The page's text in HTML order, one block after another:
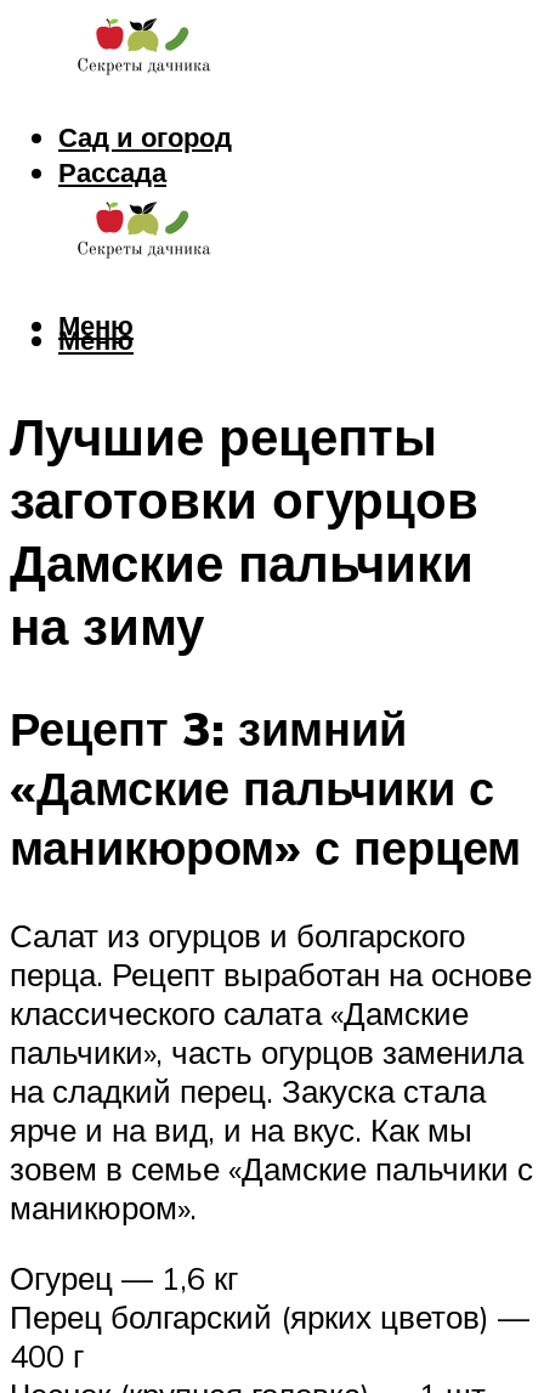
Сад и огород
Рассада
Цветы
Заготовки
Меню
Меню
Лучшие рецепты
заготовки огурцов
Дамские пальчики
на зиму
Рецепт 3: зимний
«Дамские пальчики с
маникюром» с перцем
Салат из огурцов и болгарского
перца. Рецепт выработан на основе
классического салата «Дамские
пальчики», часть огурцов заменила
на сладкий перец. Закуска стала
ярче и на вид, и на вкус. Как мы
зовем в семье «Дамские пальчики с
маникюром».
Огурец — 1,6 кг
Перец болгарский (ярких цветов) —
400 г